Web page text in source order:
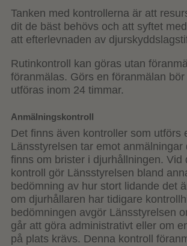
Tanken med kontrollerna är att
dit de bäst behövs och att syftet
att efterlevnaden av
Rutinkontroll kan göras utan
föranmälas. Görs en föranmälan
utföras inom 24 timmar.
Anmälningskontroll
Det finns även kontroller som utförs
Länsstyrelsen tar emot anmälningar
finns om brister i djurhållningen. Vid
kontroll gör Länsstyrelsen bland
bedömning av hur stort lidande det
om djurhållaren har tidigare
bedömningen avgör Länsstyrelsen
går att göra administrativt eller om
på plats krävs. Denna kontroll